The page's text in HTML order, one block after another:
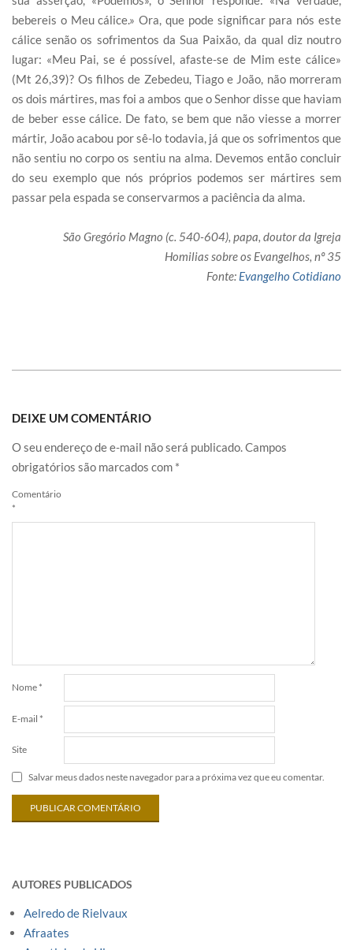
bebereis o Meu cálice.» Ora, que pode significar para nós este
cálice senão os sofrimentos da Sua Paixão, da qual diz noutro
lugar: «Meu Pai, se é possível, afaste-se de Mim este cálice»
(Mt 26,39)? Os filhos de Zebedeu, Tiago e João, não morreram
os dois mártires, mas foi a ambos que o Senhor disse que haviam
de beber esse cálice. De fato, se bem que não viesse a morrer
mártir, João acabou por sê-lo todavia, já que os sofrimentos que
não sentiu no corpo os sentiu na alma. Devemos então concluir
do seu exemplo que nós próprios podemos ser mártires sem
passar pela espada se conservarmos a paciência da alma.
São Gregório Magno (c. 540-604), papa, doutor da Igreja
Homilias sobre os Evangelhos, nº 35
Fonte: Evangelho Cotidiano
DEIXE UM COMENTÁRIO
O seu endereço de e-mail não será publicado.Campos
obrigatórios são marcados com *
Comentário
*
Nome *
E-mail *
Site
Salvar meus dados neste navegador para a próxima vez que eu comentar.
AUTORES PUBLICADOS
Aelredo de Rielvaux
Afraates